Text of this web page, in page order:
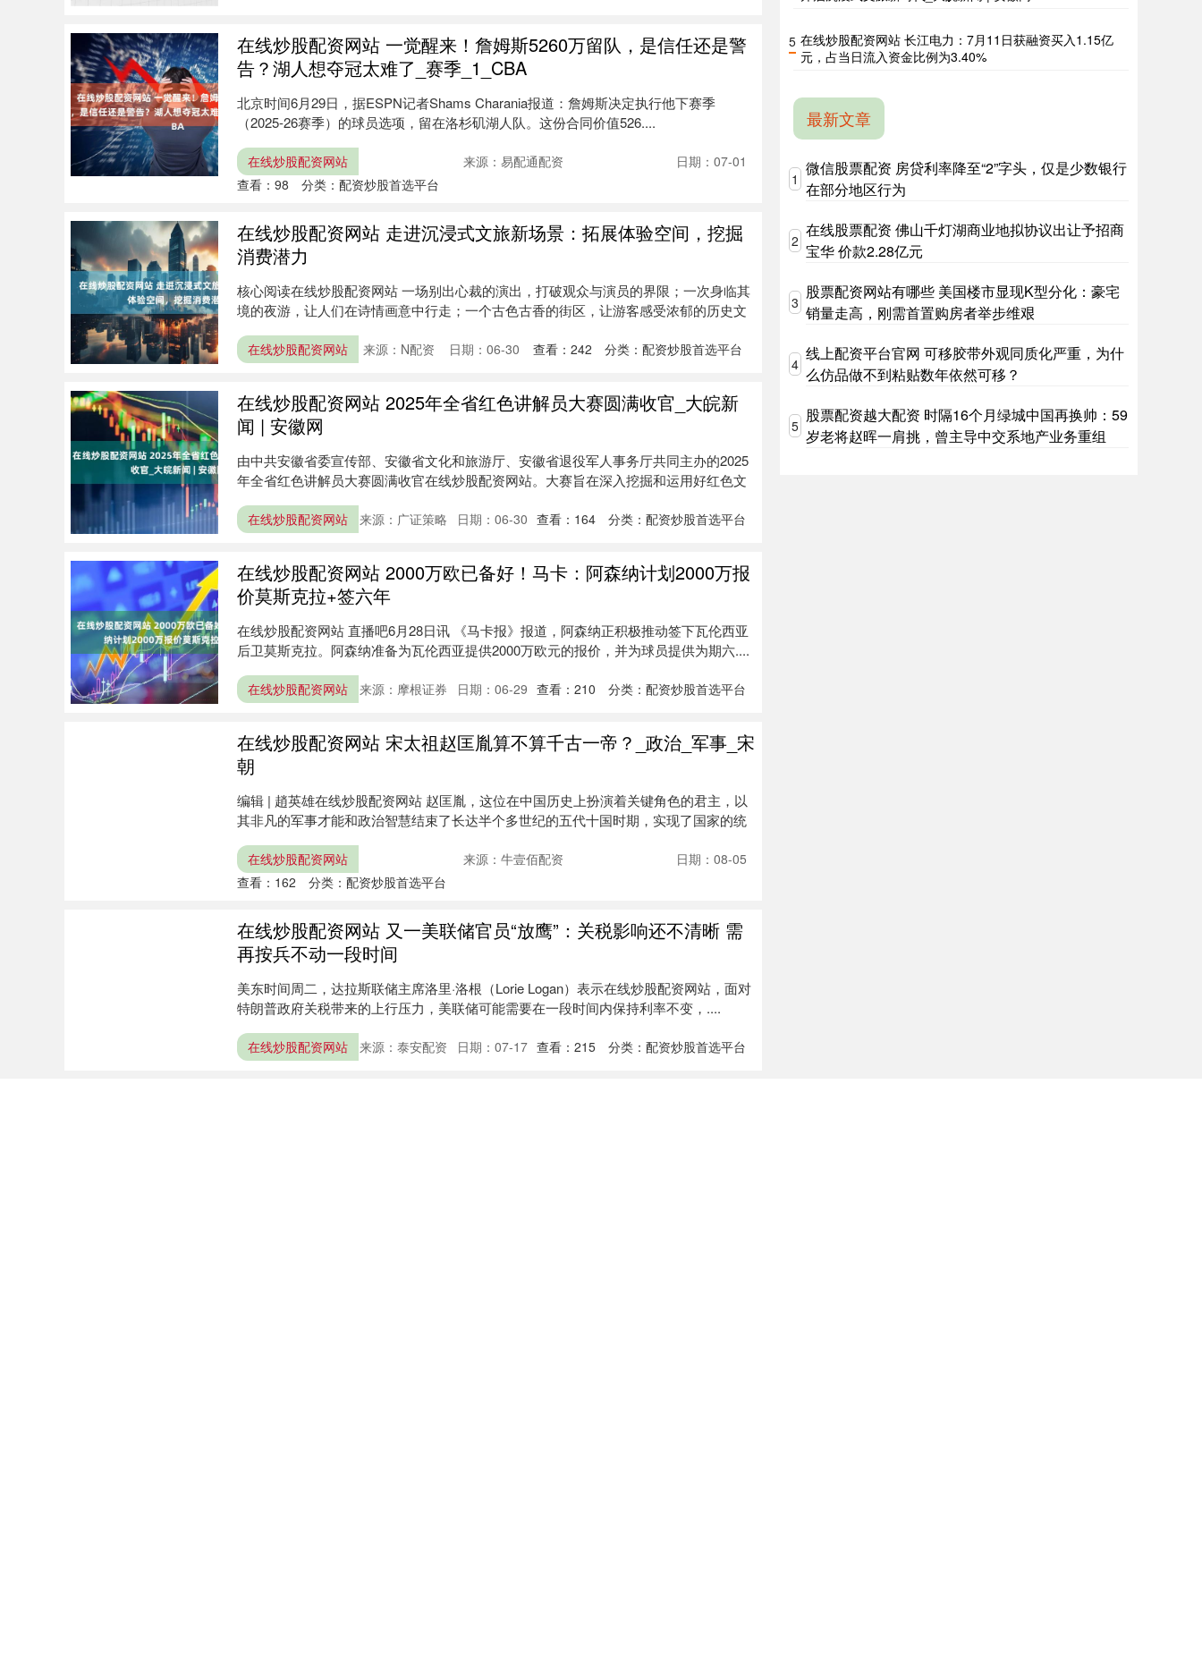
在线炒股配资网站 一觉醒来！詹姆斯5260万留队，是信任还是警
告？湖人想夺冠太难了_赛季_1_CBA
北京时间6月29日，据ESPN记者Shams Charania报道：詹姆斯决定执行他下赛季
（2025-26赛季）的球员选项，留在洛杉矶湖人队。这份合同价值526....
在线炒股配资网站 来源：易配通配资
日期：07-01
查看： 98 分类： 配资炒股首选平台
在线炒股配资网站 走进沉浸式文旅新场景：拓展体验空间，挖掘
消费潜力
核心阅读在线炒股配资网站 一场别出心裁的演出，打破观众与演员的界限；一次身临其
境的夜游，让人们在诗情画意中行走；一个古色古香的街区，让游客感受浓郁的历史文
在线炒股配资网站 来源：N配资 日期：06-30 查看： 242 分类： 配资炒股首选平台
在线炒股配资网站 2025年全省红色讲解员大赛圆满收官_大皖新
闻 | 安徽网
由中共安徽省委宣传部、安徽省文化和旅游厅、安徽省退役军人事务厅共同主办的2025
年全省红色讲解员大赛圆满收官在线炒股配资网站。大赛旨在深入挖掘和运用好红色文
在线炒股配资网站 来源：广证策略 日期：06-30 查看： 164 分类：配资炒股首选平台
在线炒股配资网站 2000万欧已备好！马卡：阿森纳计划2000万报
价莫斯克拉+签六年
在线炒股配资网站 直播吧6月28日讯 《马卡报》报道，阿森纳正积极推动签下瓦伦西亚
后卫莫斯克拉。阿森纳准备为瓦伦西亚提供2000万欧元的报价，并为球员提供为期六....
在线炒股配资网站 来源：摩根证券 日期：06-29 查看：210 分类：配资炒股首选平台
在线炒股配资网站 宋太祖赵匡胤算不算千古一帝？_政治_军事_宋
朝
编辑 | 趙英雄在线炒股配资网站 赵匡胤，这位在中国历史上扮演着关键角色的君主，以
其非凡的军事才能和政治智慧结束了长达半个多世纪的五代十国时期，实现了国家的统
在线炒股配资网站 来源：牛壹佰配资
日期：08-05
查看： 162 分类： 配资炒股首选平台
在线炒股配资网站 又一美联储官员“放鹰”：关税影响还不清晰 需
再按兵不动一段时间
美东时间周二，达拉斯联储主席洛里·洛根（Lorie Logan）表示在线炒股配资网站，面对
特朗普政府关税带来的上行压力，美联储可能需要在一段时间内保持利率不变，....
在线炒股配资网站 来源：泰安配资 日期：07-17 查看：215 分类：配资炒股首选平台
5 在线炒股配资网站 长江电力：7月11日获融资买入1.15亿
元，占当日流入资金比例为3.40%
最新文章
1
微信股票配资 房贷利率降至“2”字头，仅是少数银行
在部分地区行为
2
在线股票配资 佛山千灯湖商业地拟协议出让予招商
宝华 价款2.28亿元
3
股票配资网站有哪些 美国楼市显现K型分化：豪宅
销量走高，刚需首置购房者举步维艰
4
线上配资平台官网 可移胶带外观同质化严重，为什
么仿品做不到粘贴数年依然可移？
5
股票配资越大配资 时隔16个月绿城中国再换帅：59
岁老将赵晖一肩挑，曾主导中交系地产业务重组